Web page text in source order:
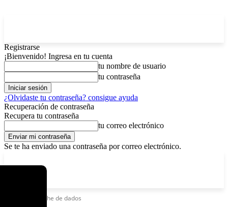
Registrarse
¡Bienvenido! Ingresa en tu cuenta
tu nombre de usuario
tu contraseña
¿Olvidaste tu contraseña? consigue ayuda
Recuperación de contraseña
Recupera tu contraseña
tu correo electrónico
Se te ha enviado una contraseña por correo electrónico.
Noche de dados